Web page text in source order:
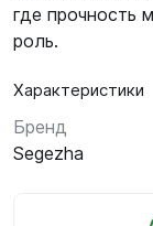
где прочность
роль.
Характеристики
Бренд
Segezha